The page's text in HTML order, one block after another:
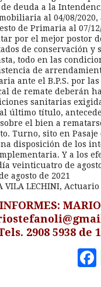
deuda a la
al 04/08/2020,
de Primaria al 07/
por el mejor postor
de conservación
todo en las
de
ante el B.P.S. por
de remate deberán
sanitarias
último título,
el bien a
Turno, sito en
disposición de los
Y a los
veinticuatro de
agosto de 2021
VILA LECHINI,
INFORMES:
2908 5938 de